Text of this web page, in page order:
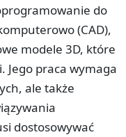
do
(CAD),
modele 3D, które
Jego praca wymaga
ale także
dostosowywać